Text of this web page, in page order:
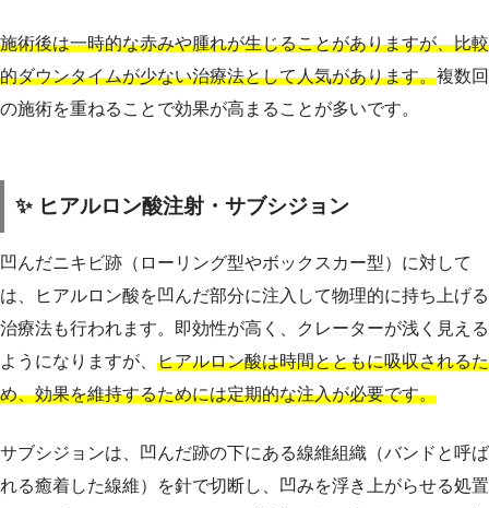
施術後は一時的な赤みや腫れが生じることがありますが、比較
的ダウンタイムが少ない治療法として人気があります。複数回
の施術を重ねることで効果が高まることが多いです。
✨ ヒアルロン酸注射・サブシジョン
凹んだニキビ跡（ローリング型やボックスカー型）に対して
は、ヒアルロン酸を凹んだ部分に注入して物理的に持ち上げる
治療法も行われます。即効性が高く、クレーターが浅く見える
ようになりますが、 ヒアルロン酸は時間とともに吸収されるた
め、効果を維持するためには定期的な注入が必要です。
サブシジョンは、凹んだ跡の下にある線維組織（バンドと呼ば
れる癒着した線維）を針で切断し、凹みを浮き上がらせる処置